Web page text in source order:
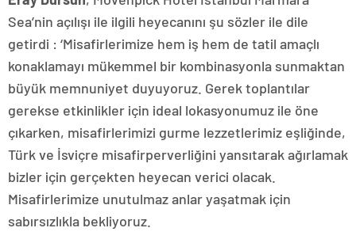
Sea’nin açılışı ile ilgili heyecanını şu sözler ile dile
getirdi : ‘Misafirlerimize hem iş hem de tatil amaçlı
konaklamayı mükemmel bir kombinasyonla sunmaktan
büyük memnuniyet duyuyoruz. Gerek toplantılar
gerekse etkinlikler için ideal lokasyonumuz ile öne
çıkarken, misafirlerimizi gurme lezzetlerimiz eşliğinde,
Türk ve İsviçre misafirperverliğini yansıtarak ağırlamak
bizler için gerçekten heyecan verici olacak.
Misafirlerimize unutulmaz anlar yaşatmak için
sabırsızlıkla bekliyoruz.